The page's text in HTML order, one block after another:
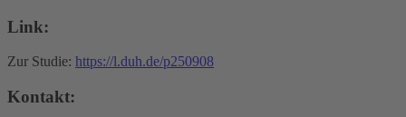
Link:
Zur Studie: https://l.duh.de/p250908
Kontakt: